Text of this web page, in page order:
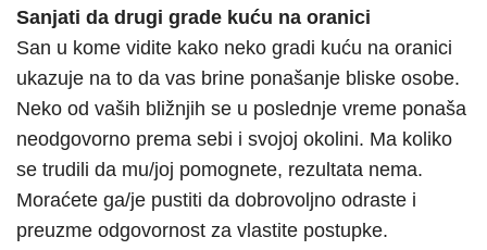
Sanjati da drugi grade kuću na oranici
San u kome vidite kako neko gradi kuću na oranici
ukazuje na to da vas brine ponašanje bliske osobe.
Neko od vaših bližnjih se u poslednje vreme ponaša
neodgovorno prema sebi i svojoj okolini. Ma koliko
se trudili da mu/joj pomognete, rezultata nema.
Moraćete ga/je pustiti da dobrovoljno odraste i
preuzme odgovornost za vlastite postupke.